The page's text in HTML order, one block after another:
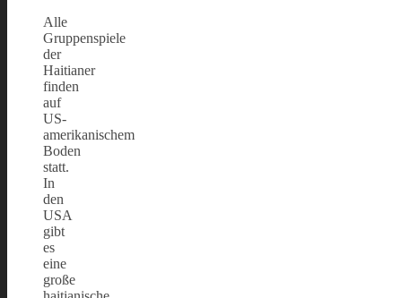
Alle
Gruppenspiele
der
Haitianer
finden
auf
US-
amerikanischem
Boden
statt.
In
den
USA
gibt
es
eine
große